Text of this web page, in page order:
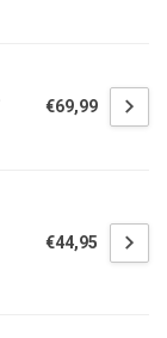
€69,99
€44,95